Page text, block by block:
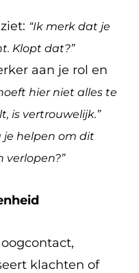
“Ik merk dat je
Klopt dat?”
aan je rol en
hier niet alles te
is vertrouwelijk.”
je helpen om dit
klachten of